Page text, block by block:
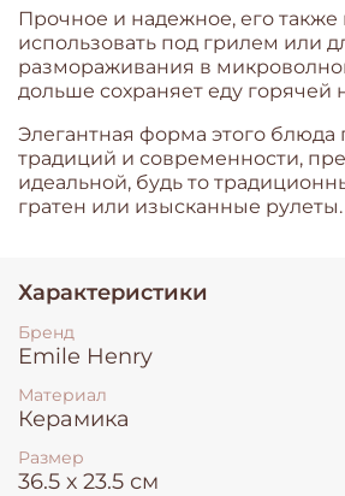
Прочное и надежное, его
использовать под грилем или
размораживания в
дольше сохраняет еду горячей
Элегантная форма этого блюда
традиций и современности,
идеальной, будь то
гратен или изысканные рулеты.
Характеристики
Бренд
Emile Henry
Материал
Керамика
Размер
36.5 х 23.5 см